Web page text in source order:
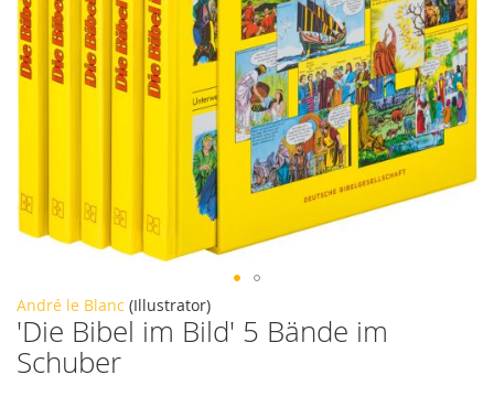
André le Blanc (Illustrator)
'Die Bibel im Bild' 5 Bände im
Schuber
Zum
Anfang
der
Bildergalerie